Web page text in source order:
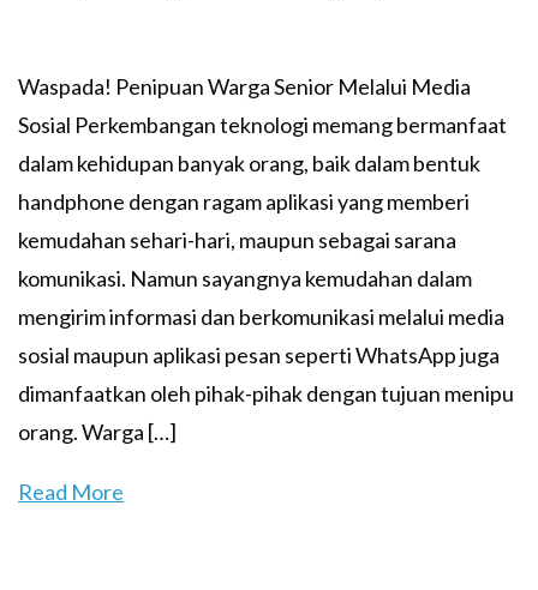
Waspada! Penipuan Warga Senior Melalui Media
Sosial Perkembangan teknologi memang bermanfaat
dalam kehidupan banyak orang, baik dalam bentuk
handphone dengan ragam aplikasi yang memberi
kemudahan sehari-hari, maupun sebagai sarana
komunikasi. Namun sayangnya kemudahan dalam
mengirim informasi dan berkomunikasi melalui media
sosial maupun aplikasi pesan seperti WhatsApp juga
dimanfaatkan oleh pihak-pihak dengan tujuan menipu
orang. Warga […]
Read More